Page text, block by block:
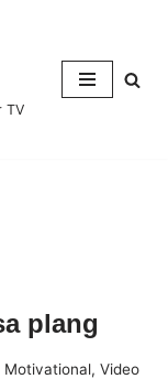
TV
plang
Motivational, Video